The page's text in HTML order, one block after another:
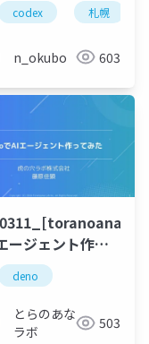
codex 札幌
n_okubo 603
claude
ージェント作っ
deno
とらのあな
ラボ
503